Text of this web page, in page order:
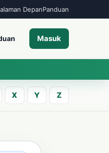
DepanPanduan
Masuk
X Y Z